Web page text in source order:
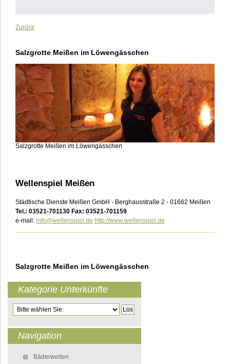
Zurück
Salzgrotte Meißen im Löwengässchen
Salzgrotte Meißen im Löwengässchen
Wellenspiel Meißen
Städtische Dienste Meißen GmbH - Berghausstraße 2 - 01662 Meißen
Tel.: 03521-701130 Fax: 03521-701159
e-mail: info@wellenspiel.de http://www.wellenspiel.de
Salzgrotte Meißen im Löwengässchen
Kategorie Unterkünfte
Zielseite
Navigation
Bäderwelten